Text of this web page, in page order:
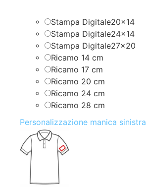
Stampa Digitale20x14
Stampa Digitale24x14
Stampa Digitale27x20
Ricamo 14 cm
Ricamo 17 cm
Ricamo 20 cm
Ricamo 24 cm
Ricamo 28 cm
Personalizzazione manica sinistra